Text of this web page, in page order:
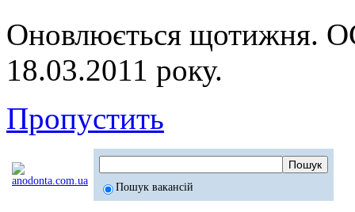
Оновлюється
18.03.2011 року.
Пропустить
Пошук вакансій